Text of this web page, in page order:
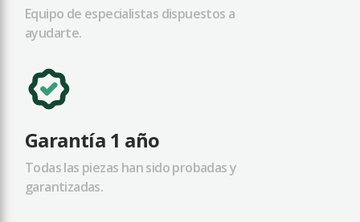
Equipo de especialistas dispuestos a
ayudarte.
Garantía 1 año
Todas las piezas han sido probadas y
garantizadas.